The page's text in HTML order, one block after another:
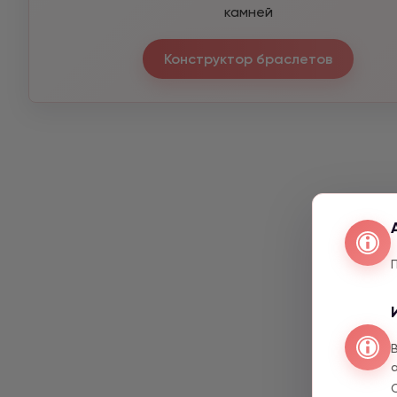
камней
Конструктор браслетов